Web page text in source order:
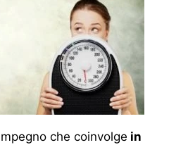
che coinvolge in